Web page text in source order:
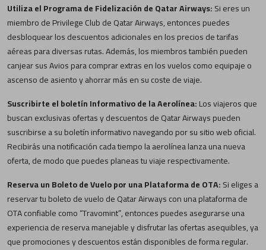
Utiliza el Programa de Fidelización de Qatar Airways:Si eres un
miembro de Privilege Club de Qatar Airways, entonces puedes
desbloquear los descuentos adicionales en los precios de tarifas
aéreas para diversas rutas. Además, los miembros también pueden
canjear sus Avios para comprar extras en los vuelos como equipaje o
ascenso de asiento y ahorrar más en su coste de viaje.
Suscribirte el boletín Informativo de la Aerolínea:Los viajeros que
buscan exclusivas ofertas y descuentos de Qatar Airways pueden
suscribirse a su boletín informativo navegando por su sitio web oficial.
Recibirás una notificación cada tiempo la aerolínea lanza una nueva
oferta, de modo que puedes planeas tu viaje respectivamente.
Reserva un Boleto de Vuelo por una Plataforma de OTA:Si eliges a
reservar tu boleto de vuelo de Qatar Airways con una plataforma de
OTA confiable como “Travomint”, entonces puedes asegurarse una
experiencia de reserva manejable y disfrutar las ofertas asequibles, ya
que promociones y descuentos están disponibles de forma regular.